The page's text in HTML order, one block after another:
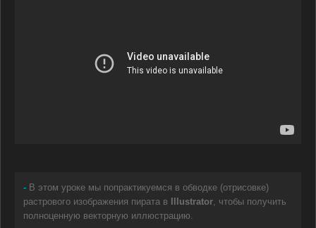
- В этом уроке мы попрактикуемся в обводке (отрисовке)
растрового изображения пирата в
Illustrator, чтобы получить
полноценную векторную иллюстрацию.